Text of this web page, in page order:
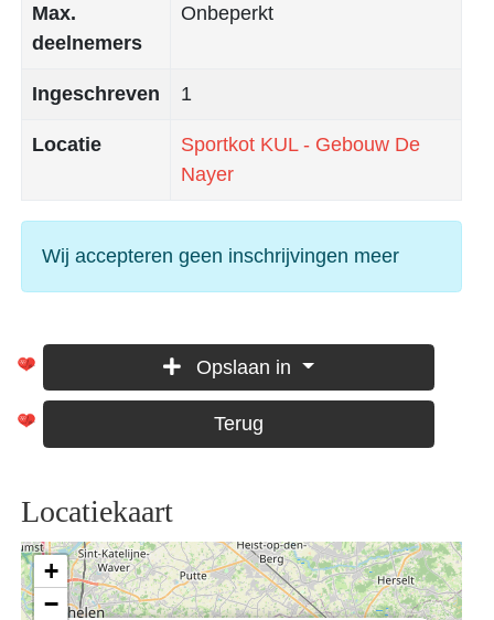
Max.
deelnemers
Onbeperkt
Ingeschreven 1
Locatie
Sportkot KUL - Gebouw De
Nayer
Wij accepteren geen inschrijvingen meer
Opslaan in
Terug
Locatiekaart
+
−